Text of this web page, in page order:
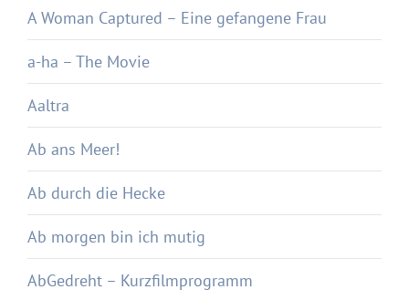
A Woman Captured – Eine gefangene Frau
a-ha – The Movie
Aaltra
Ab ans Meer!
Ab durch die Hecke
Ab morgen bin ich mutig
AbGedreht – Kurzfilmprogramm